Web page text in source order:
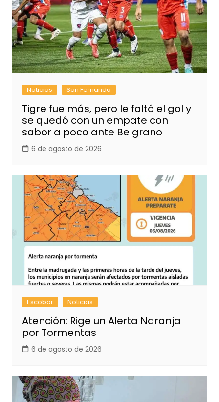
Noticias San Fernando
Tigre fue más, pero le faltó el gol y
se quedó con un empate con
sabor a poco ante Belgrano
6 de agosto de 2026
Escobar Noticias
Atención: Rige un Alerta Naranja
por Tormentas
6 de agosto de 2026